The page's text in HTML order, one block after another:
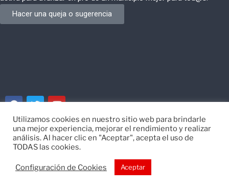
Hacer una queja o sugerencia
© Ayuntamiento de Campos del Río de Murcia
Utilizamos cookies en nuestro sitio web para brindarle
una mejor experiencia, mejorar el rendimiento y realizar
análisis. Al hacer clic en "Aceptar", acepta el uso de
TODAS las cookies.
Configuración de Cookies Aceptar